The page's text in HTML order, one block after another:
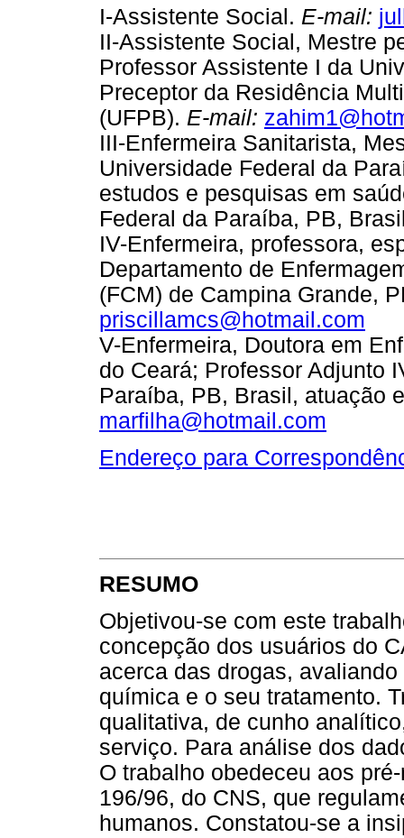
I-Assistente Social. E-mail:
II-Assistente Social, Mestre
Professor Assistente I da
Preceptor da Residência
(UFPB). E-mail:
III-Enfermeira Sanitarista,
Universidade Federal da
estudos e pesquisas em
Federal da Paraíba, PB,
IV-Enfermeira, professora,
Departamento de
(FCM) de Campina Grande,
priscillamcs@hotmail.com
V-Enfermeira, Doutora em
do Ceará; Professor Adjunto
Paraíba, PB, Brasil, atuação
marfilha@hotmail.com
Endereço para
RESUMO
Objetivou-se com este
concepção dos usuários do
acerca das drogas,
química e o seu tratamento.
qualitativa, de cunho
serviço. Para análise dos
O trabalho obedeceu aos
196/96, do CNS, que
humanos. Constatou-se a